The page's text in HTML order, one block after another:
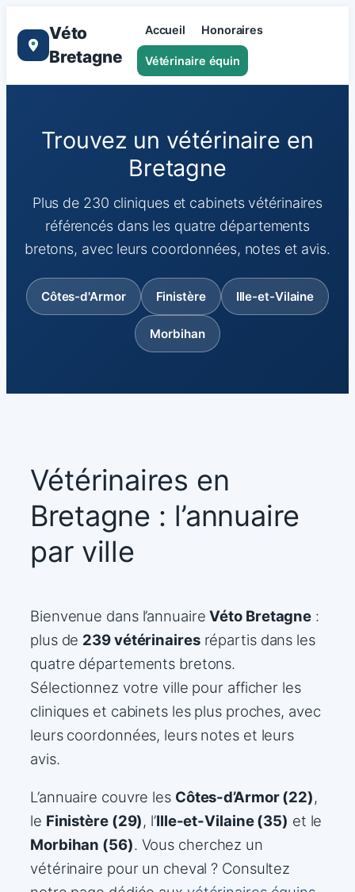
Véto
Bretagne
Accueil Honoraires
Vétérinaire équin
Trouvez un vétérinaire en
Bretagne
Plus de 230 cliniques et cabinets vétérinaires
référencés dans les quatre départements
bretons, avec leurs coordonnées, notes et avis.
Côtes-d'Armor Finistère Ille-et-Vilaine
Morbihan
Vétérinaires en
Bretagne : l’annuaire
par ville
Bienvenue dans l’annuaireVéto Bretagne :
plus de 239 vétérinairesrépartis dans les
quatre départements bretons.
Sélectionnez votre ville pour afficher les
cliniques et cabinets les plus proches, avec
leurs coordonnées, leurs notes et leurs
avis.
L’annuaire couvre les Côtes-d’Armor (22),
le Finistère (29), l’Ille-et-Vilaine (35) et le
Morbihan (56). Vous cherchez un
vétérinaire pour un cheval ? Consultez